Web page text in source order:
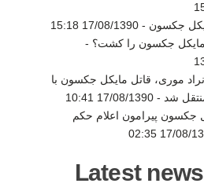
جکسون - 17/08/1390 15:18
جکسون را کشت؟ -
کانراد موری، قاتل مایکل جکسون با
شد - 17/08/1390 10:41
جکسون پیرامون اعلام حکم
17/08/1390
Latest